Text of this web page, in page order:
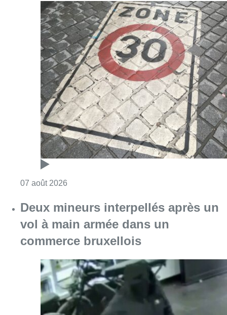
07 août 2026Consulter l'article "Les Bruxellois
Deux mineurs interpellés après un
vol à main armée dans un
commerce bruxellois
07 août 2026Consulter l'article "Deux mineurs